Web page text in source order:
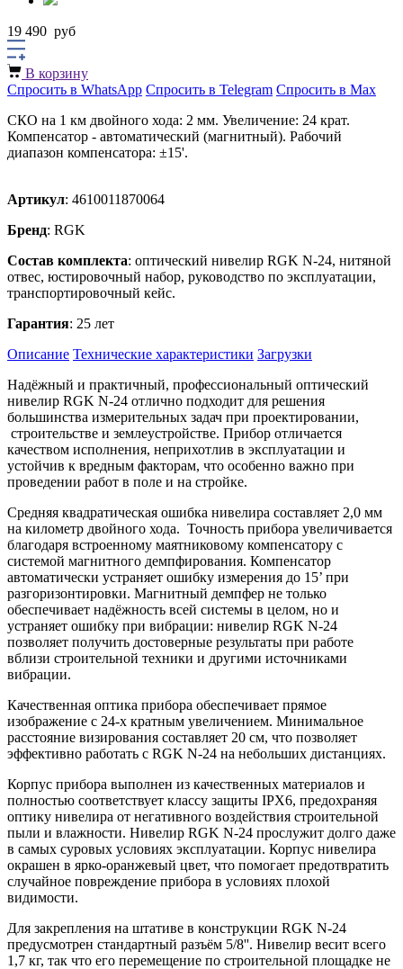
19 490 руб
В корзину
Спросить в WhatsApp Спросить в Telegram Спросить в Max
СКО на 1 км двойного хода: 2 мм. Увеличение: 24 крат.
Компенсатор - автоматический (магнитный). Рабочий
диапазон компенсатора: ±15'.
Артикул: 4610011870064
Бренд: RGK
Состав комплекта: оптический нивелир RGK N-24, нитяной
отвес, юстировочный набор, руководство по эксплуатации,
транспортировочный кейс.
Гарантия: 25 лет
Описание Технические характеристики Загрузки
Надёжный и практичный, профессиональный оптический
нивелир RGK N-24 отлично подходит для решения
большинства измерительных задач при проектировании,
строительстве и землеустройстве. Прибор отличается
качеством исполнения, неприхотлив в эксплуатации и
устойчив к вредным факторам, что особенно важно при
проведении работ в поле и на стройке.
Средняя квадратическая ошибка нивелира составляет 2,0 мм
на километр двойного хода. Точность прибора увеличивается
благодаря встроенному маятниковому компенсатору с
системой магнитного демпфирования. Компенсатор
автоматически устраняет ошибку измерения до 15’ при
разгоризонтировки. Магнитный демпфер не только
обеспечивает надёжность всей системы в целом, но и
устраняет ошибку при вибрации: нивелир RGK N-24
позволяет получить достоверные результаты при работе
вблизи строительной техники и другими источниками
вибрации.
Качественная оптика прибора обеспечивает прямое
изображение с 24-х кратным увеличением. Минимальное
расстояние визирования составляет 20 см, что позволяет
эффективно работать с RGK N-24 на небольших дистанциях.
Корпус прибора выполнен из качественных материалов и
полностью соответствует классу защиты IPX6, предохраняя
оптику нивелира от негативного воздействия строительной
пыли и влажности. Нивелир RGK N-24 прослужит долго даже
в самых суровых условиях эксплуатации. Корпус нивелира
окрашен в ярко-оранжевый цвет, что помогает предотвратить
случайное повреждение прибора в условиях плохой
видимости.
Для закрепления на штативе в конструкции RGK N-24
предусмотрен стандартный разъём 5/8''. Нивелир весит всего
1,7 кг, так что его перемещение по строительной площадке не